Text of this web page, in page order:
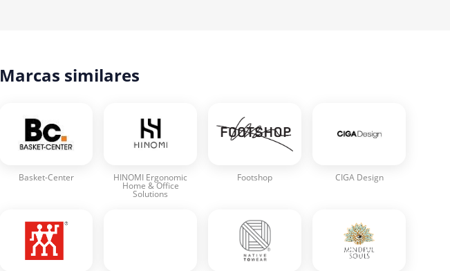
Marcas similares
Basket-Center HINOMI Ergonomic
Home & Office
Solutions
Footshop CIGA Design